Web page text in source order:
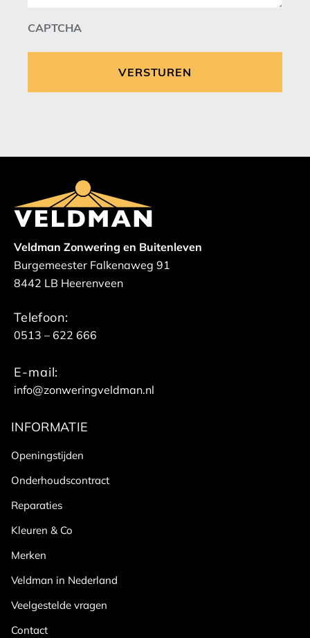
CAPTCHA
Veldman Zonwering en Buitenleven
Burgemeester Falkenaweg 91
8442 LB Heerenveen
Telefoon:
0513 – 622 666
E-mail:
info@zonweringveldman.nl
INFORMATIE
Openingstijden
Onderhoudscontract
Reparaties
Kleuren & Co
Merken
Veldman in Nederland
Veelgestelde vragen
Contact